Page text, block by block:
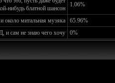
нибудь блатной шансон
1.06%
около митальная музяка
65.96%
и сам не знаю чего хочу
0%